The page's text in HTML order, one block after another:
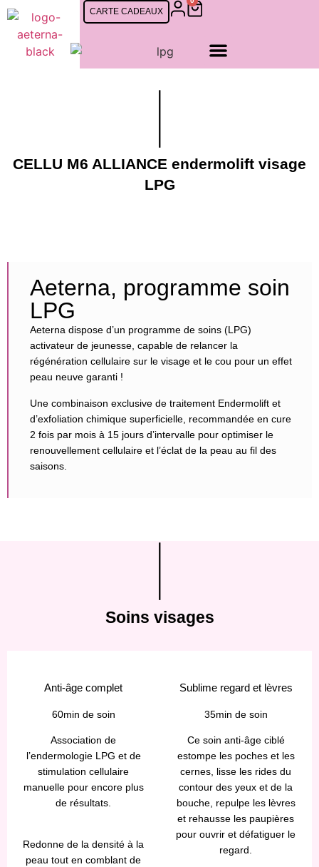
CARTE CADEAUX
CELLU M6 ALLIANCE endermolift visage
LPG
Aeterna, programme soin
LPG
Aeterna dispose d’un programme de soins (LPG)
activateur de jeunesse, capable de relancer la
régénération cellulaire sur le visage et le cou pour un effet
peau neuve garanti !
Une combinaison exclusive de traitement Endermolift et
d’exfoliation chimique superficielle, recommandée en cure
2 fois par mois à 15 jours d’intervalle pour optimiser le
renouvellement cellulaire et l’éclat de la peau au fil des
saisons.
Soins visages
Anti-âge complet
60min de soin
Association de
l’endermologie LPG et de
stimulation cellulaire
manuelle pour encore plus
de résultats.
Redonne de la densité à la
peau tout en comblant de
Sublime regard et lèvres
35min de soin
Ce soin anti-âge ciblé
estompe les poches et les
cernes, lisse les rides du
contour des yeux et de la
bouche, repulpe les lèvres
et rehausse les paupières
pour ouvrir et défatiguer le
regard.